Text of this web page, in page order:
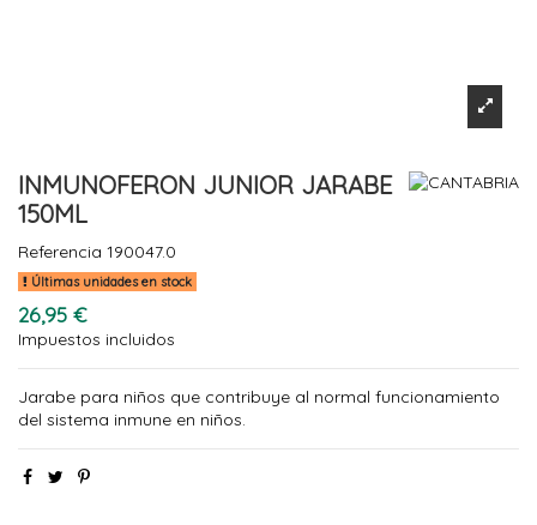
INMUNOFERON JUNIOR JARABE
150ML
Referencia 190047.0
Últimas unidades en stock
26,95 €
Impuestos incluidos
Jarabe para niños que contribuye al normal funcionamiento
del sistema inmune en niños.